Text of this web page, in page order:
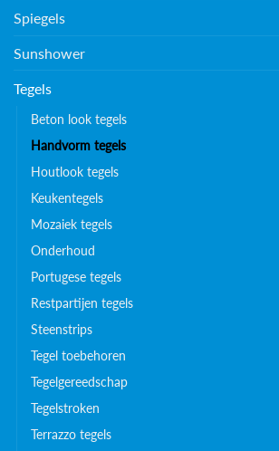
Spiegels
Sunshower
Tegels
Beton look tegels
Handvorm tegels
Houtlook tegels
Keukentegels
Mozaiek tegels
Onderhoud
Portugese tegels
Restpartijen tegels
Steenstrips
Tegel toebehoren
Tegelgereedschap
Tegelstroken
Terrazzo tegels